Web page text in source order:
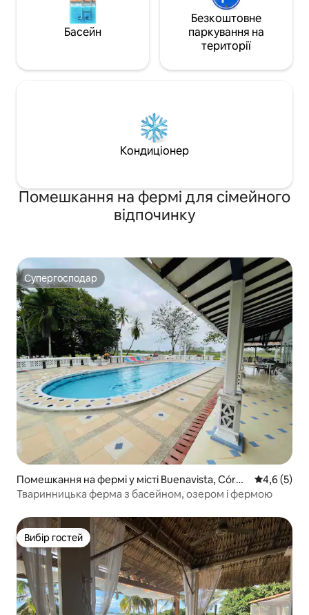
Басейн
Безкоштовне
паркування на
території
Кондиціонер
Помешкання на фермі для сімейного
відпочинку
Супергосподар
Супергосподар
Помешкання на фермі у місті Buenavista, Córdo
ba
Середня
4,6 (5)
Тваринницька ферма з басейном, озером і фермою
Вибір гостей
Вибір гостей